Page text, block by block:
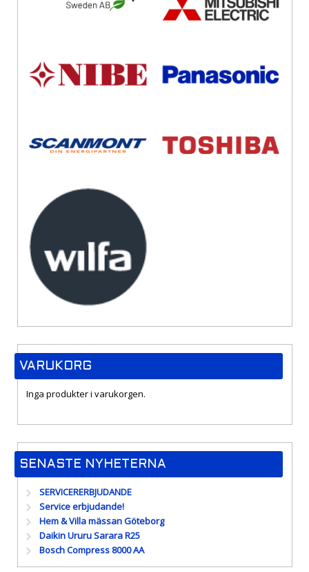
VARUKORG
Inga produkter i varukorgen.
SENASTE NYHETERNA
SERVICERERBJUDANDE
Service erbjudande!
Hem & Villa mässan Göteborg
Daikin Ururu Sarara R25
Bosch Compress 8000 AA